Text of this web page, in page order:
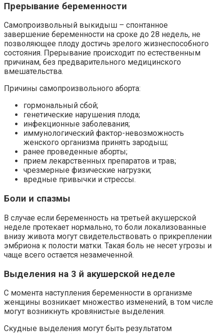
Прерывание беременности
Самопроизвольный выкидыш – спонтанное
завершение беременности на сроке до 28 недель, не
позволяющее плоду достичь зрелого жизнеспособного
состояния. Прерывание происходит по естественным
причинам, без предварительного медицинского
вмешательства.
Причины самопроизвольного аборта:
гормональный сбой;
генетические нарушения плода;
инфекционные заболевания;
иммунологический фактор-невозможность
женского организма принять зародыш;
ранее проведенные аборты;
прием лекарственных препаратов и трав;
чрезмерные физические нагрузки;
вредные привычки и стрессы.
Боли и спазмы
В случае если беременность на третьей акушерской
неделе протекает нормально, то боли локализованные
внизу живота могут свидетельствовать о прикреплении
эмбриона к полости матки. Такая боль не несет угрозы и
чаще всего остается незамеченной.
Выделения на 3 й акушерской неделе
С момента наступления беременности в организме
женщины возникает множество изменений, в том числе
могут возникнуть кровянистые выделения.
Скудные выделения могут быть результатом